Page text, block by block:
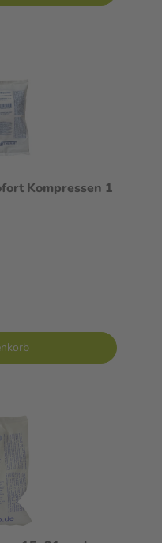
Kompressen 1